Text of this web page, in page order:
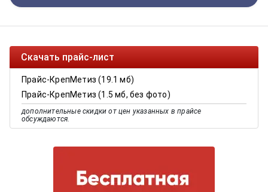
Скачать прайс-лист
Прайс-КрепМетиз (19.1 мб)
Прайс-КрепМетиз (1.5 мб, без фото)
дополнительные скидки от цен указанных в прайсе
обсуждаются.